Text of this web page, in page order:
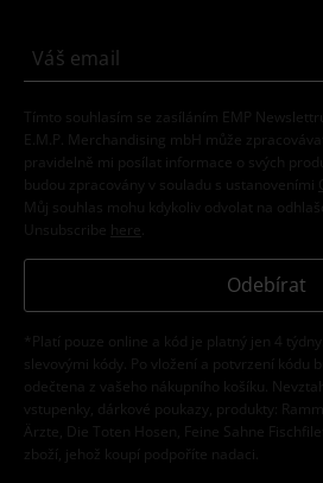
Tímto souhlasím se zasíláním EMP
E.M.P. Merchandising mbH může
pravidelně mi posílat informace o svých
budou zpracovány v souladu s ustanoveními
Můj souhlas mohu kdykoliv odvolat na
Unsubscribe here
Odebírat
*Platí pouze online a kód je platný jen 4
slevovými kódy. Po vložení a potvrzení kódu
odečtena z vašeho nákupního košíku.
vstupenky, dárkové poukazy, produkty:
Ärzte, Die Toten Hosen, Feine Sahne
zboží, jehož koupí podpoříte nadaci.